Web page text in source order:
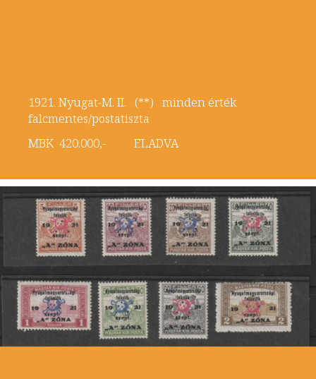
1921. Nyugat-M. II. (**) minden érték
falcmentes/postatiszta
MBK 420.000,- ELADVA